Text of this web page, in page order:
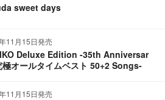
sweet days
11月15日発売
Deluxe Edition -35th Anniversar
オールタイムベスト 50+2 Songs-
11月15日発売